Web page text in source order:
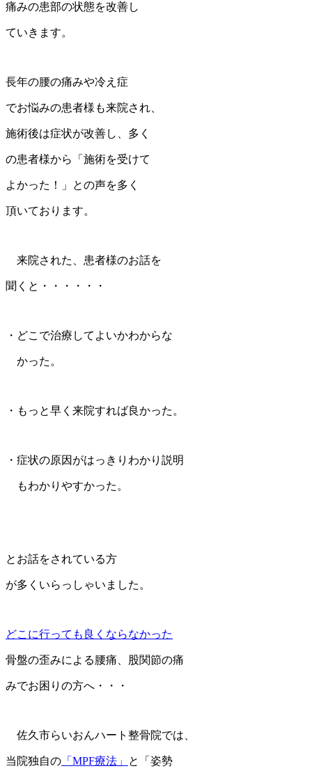
痛みの患部の状態を改善し
ていきます。
長年の腰の痛みや冷え症
でお悩みの患者様も来院され、
施術後は症状が改善し、多く
の患者様から「施術を受けて
よかった！」との声を多く
頂いております。
来院された、患者様のお話を
聞くと・・・・・・
・どこで治療してよいかわからな
かった。
・もっと早く来院すれば良かった。
・症状の原因がはっきりわかり説明
もわかりやすかった。
とお話をされている方
が多くいらっしゃいました。
どこに行っても良くならなかった
骨盤の歪みによる腰痛、股関節の痛
みでお困りの方へ・・・
佐久市らいおんハート整骨院では、
当院独自の 「MPF療法」 と「姿勢